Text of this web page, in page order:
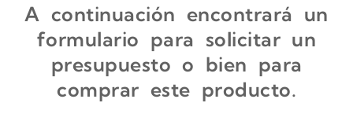
A continuación encontrará un
formulario para solicitar un
presupuesto o bien para
comprar este producto.